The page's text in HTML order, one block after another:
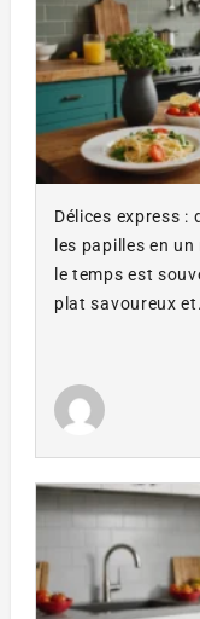
Délices express :
les papilles en
le temps est
plat savoureux